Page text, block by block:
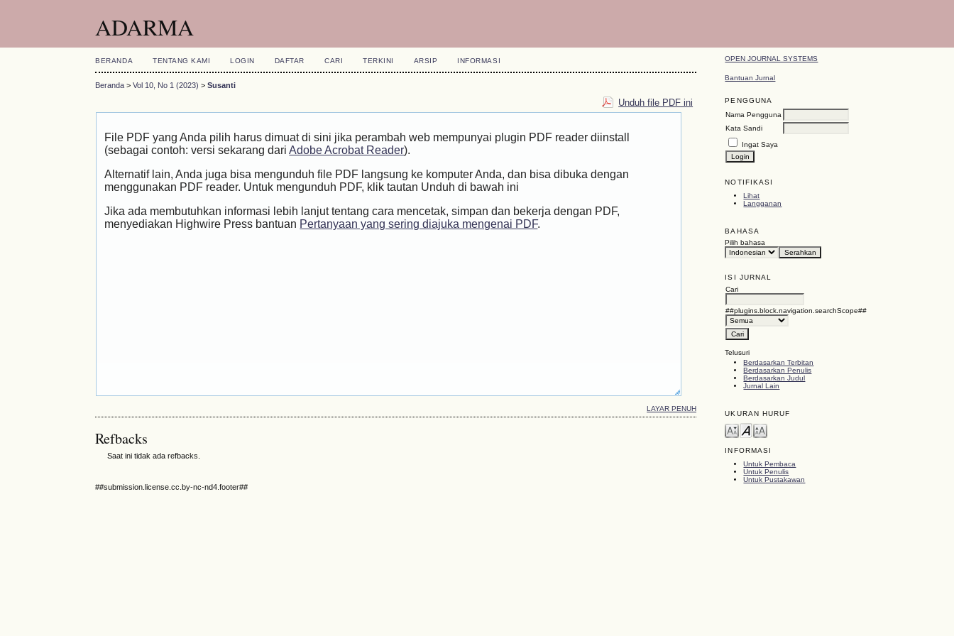
ADARMA
OPEN JOURNAL SYSTEMS
Bantuan Jurnal
PENGGUNA
Nama Pengguna
Kata Sandi
Ingat Saya
NOTIFIKASI
Lihat
Langganan
BAHASA
Pilih bahasa
ISI JURNAL
Cari
##plugins.block.navigation.searchScope##
Telusuri
Berdasarkan Terbitan
Berdasarkan Penulis
Berdasarkan Judul
Jurnal Lain
UKURAN HURUF
INFORMASI
Untuk Pembaca
Untuk Penulis
Untuk Pustakawan
BERANDA TENTANG KAMI LOGIN DAFTAR CARI TERKINI ARSIP INFORMASI
Beranda >Vol 10, No 1 (2023) >Susanti
Unduh file PDF ini
File PDF yang Anda pilih harus dimuat di sini jika perambah web mempunyai plugin PDF reader diinstall
(sebagai contoh: versi sekarang dariAdobe Acrobat Reader).
Alternatif lain, Anda juga bisa mengunduh file PDF langsung ke komputer Anda, dan bisa dibuka dengan
menggunakan PDF reader. Untuk mengunduh PDF, klik tautan Unduh di bawah ini
Jika ada membutuhkan informasi lebih lanjut tentang cara mencetak, simpan dan bekerja dengan PDF,
menyediakan Highwire Press bantuan Pertanyaan yang sering diajuka mengenai PDF.
LAYAR PENUH
Refbacks
Saat ini tidak ada refbacks.
##submission.license.cc.by-nc-nd4.footer##